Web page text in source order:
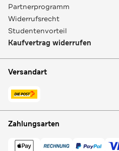
Partnerprogramm
Widerrufsrecht
Studentenvorteil
Kaufvertrag widerrufen
Versandart
Zahlungsarten